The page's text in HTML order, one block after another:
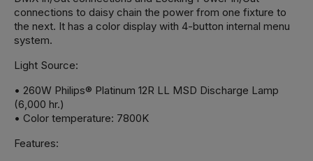
connections to daisy chain the power from one fixture to
the next. It has a color display with 4-button internal menu
system.
Light Source:
• 260W Philips® Platinum 12R LL MSD Discharge Lamp
(6,000 hr.)
• Color temperature: 7800K
Features: